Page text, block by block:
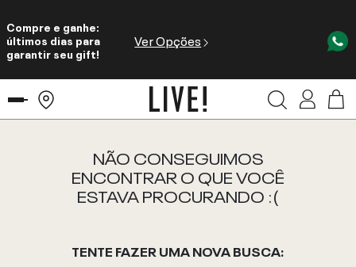
Compre e ganhe:
últimos dias para
garantir seu gift!
Ver Opções
NÃO CONSEGUIMOS
ENCONTRAR O QUE VOCÊ
ESTAVA PROCURANDO :(
TENTE FAZER UMA NOVA BUSCA: